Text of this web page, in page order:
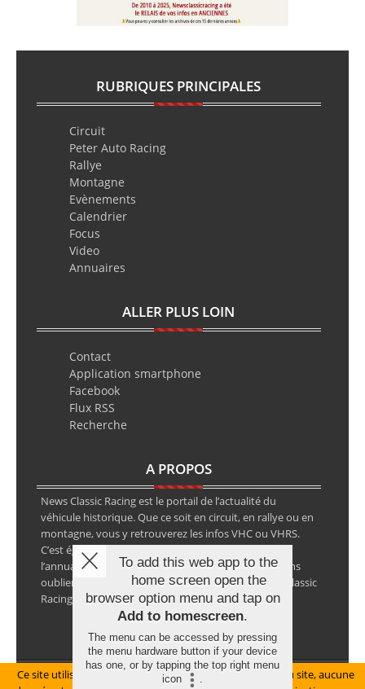
RUBRIQUES PRINCIPALES
Circuit
Peter Auto Racing
Rallye
Montagne
Evènements
Calendrier
Focus
Video
Annuaires
ALLER PLUS LOIN
Contact
Application smartphone
Facebook
Flux RSS
Recherche
A PROPOS
News Classic Racing est le portail de l’actualité du
véhicule historique. Que ce soit en circuit, en rallye ou en
montagne, vous y retrouverez les infos VHC ou VHRS.
C’est également le calendrier des épreuves ainsi que
l’annuaire des spécialistes de la voiture ancienne, sans
oublier les petites annonces avec notre partenaire Classic
Racing Annonces.
Mentions légales
Ce site utilise des cookies pour le bon fonctionnement du site, aucune
To add this web app to the
home screen open the
browser option menu and tap on
Add to homescreen.
The menu can be accessed by pressing
the menu hardware button if your device
has one, or by tapping the top right menu
icon
.